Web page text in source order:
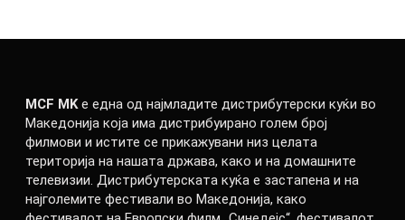
MCF MKе една од најмладите дистрибутерски куќи во
Македонија која има дистрибуирано голем број
филмови и истите се прикажувани низ целата
територија на нашата држава, како и на домашните
телевизии. Дистрибутерската куќа е застапена и на
најголемите фестивали во Македонија, како